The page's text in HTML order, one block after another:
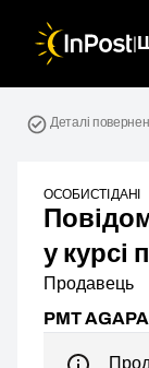
|
Деталі
ОСОБИСТІ ДАНІ
у курсі
Продавець
PMT